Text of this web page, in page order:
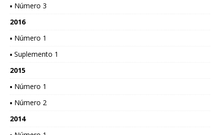
▪ Número 3
2016
▪ Número 1
▪ Suplemento 1
2015
▪ Número 1
▪ Número 2
2014